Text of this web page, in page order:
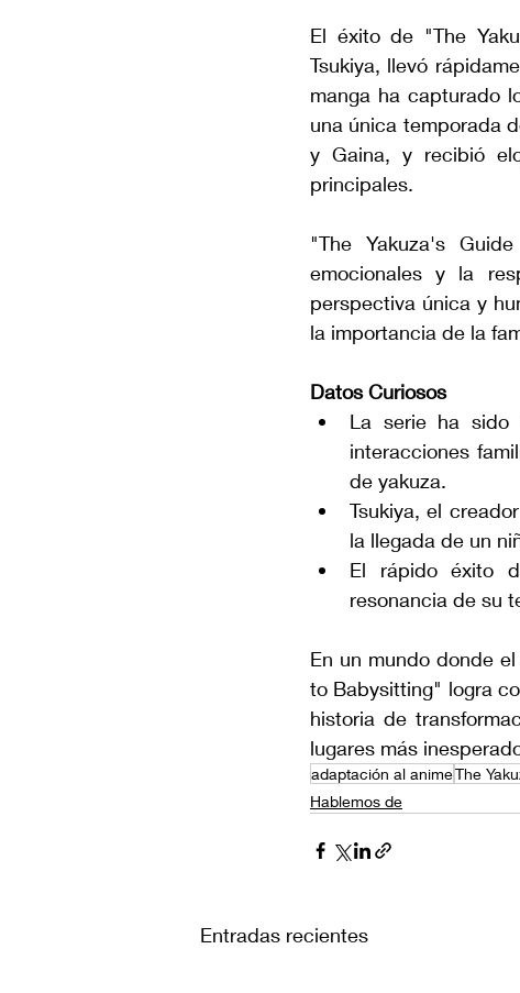
El éxito de "The
Tsukiya, llevó
manga ha capturado
una única temporada
y Gaina, y recibió
principales.
"The Yakuza's
emocionales y la
perspectiva única y
la importancia de la
Datos Curiosos
La serie ha sido
interacciones
de yakuza.
Tsukiya, el
la llegada de un
El rápido éxito
resonancia de su
En un mundo donde
to Babysitting" logra
historia de
lugares más
adaptación al animeThe
Hablemos de
Entradas recientes